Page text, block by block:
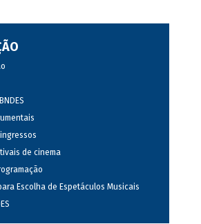
de cinema
Escolha de Espetáculos Musicais